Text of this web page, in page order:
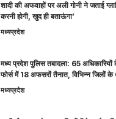
शादी की अफवाहों पर अली गोनी ने जताई
करनी होगी, खुद ही बताऊंगा’
मध्यप्रदेश
मध्य प्रदेश पुलिस तबादला: 65 अधिकारियों
फोर्स में 18 अफसरों तैनात, विभिन्न जिलों
मध्यप्रदेश